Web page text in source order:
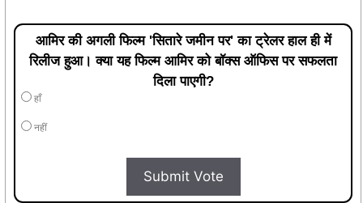
आमिर की अगली फिल्म 'सितारे जमीन पर' का ट्रेलर हाल ही में
रिलीज हुआ। क्या यह फिल्म आमिर को बॉक्स ऑफिस पर सफलता
दिला पाएगी?
हाँ
नहीं
Submit Vote